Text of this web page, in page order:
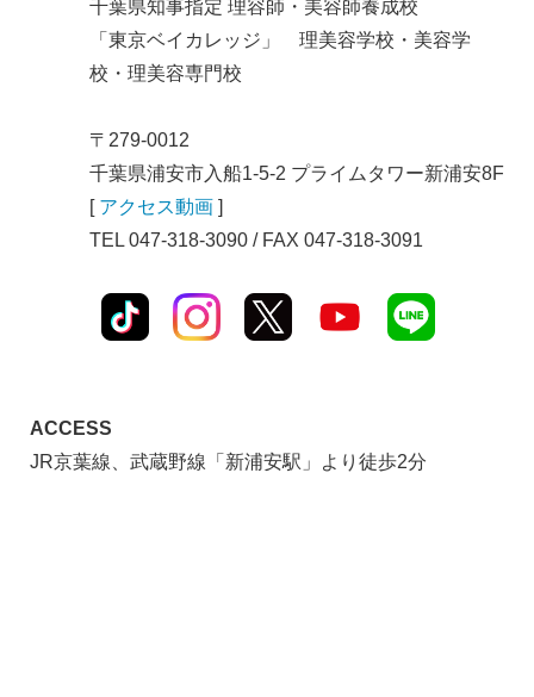
千葉県知事指定 理容師・美容師養成校
「東京ベイカレッジ」 理美容学校・美容学
校・理美容専門校
〒279-0012
千葉県浦安市入船1-5-2 プライムタワー新浦安8F
[ アクセス動画 ]
TEL 047-318-3090 / FAX 047-318-3091
ACCESS
JR京葉線、武蔵野線「新浦安駅」より徒歩2分